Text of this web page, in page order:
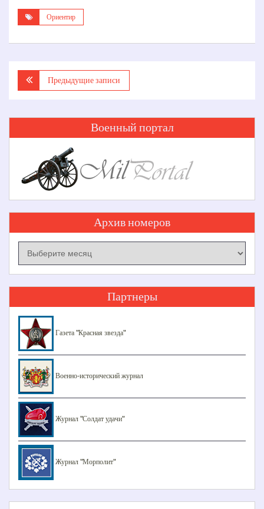
Ориентир
Навигация
по
Предыдущие записи
Военный портал
Архив номеров
Архив
номеров
Партнеры
Газета "Красная звезда"
Военно-исторический журнал
Журнал "Солдат удачи"
Журнал "Морполит"